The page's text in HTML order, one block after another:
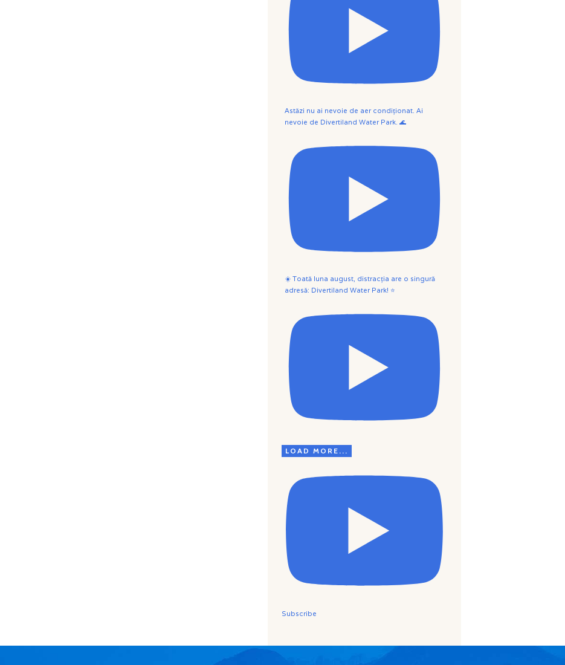
Astăzi nu ai nevoie de aer condiționat. Ai
nevoie de Divertiland Water Park. 🌊
☀️ Toată luna august, distracția are o singură
adresă: Divertiland Water Park! ⭐
LOAD MORE...
Subscribe